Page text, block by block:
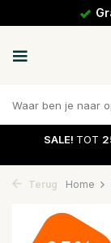
SALE! TOT
Terug Home